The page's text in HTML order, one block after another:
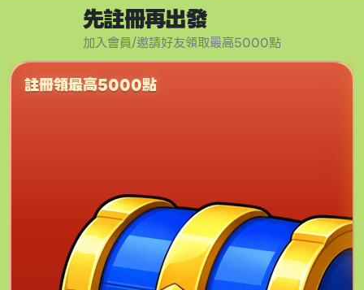
先註冊再出發
加入會員/邀請好友領取最高5000點
註冊領最高5000點